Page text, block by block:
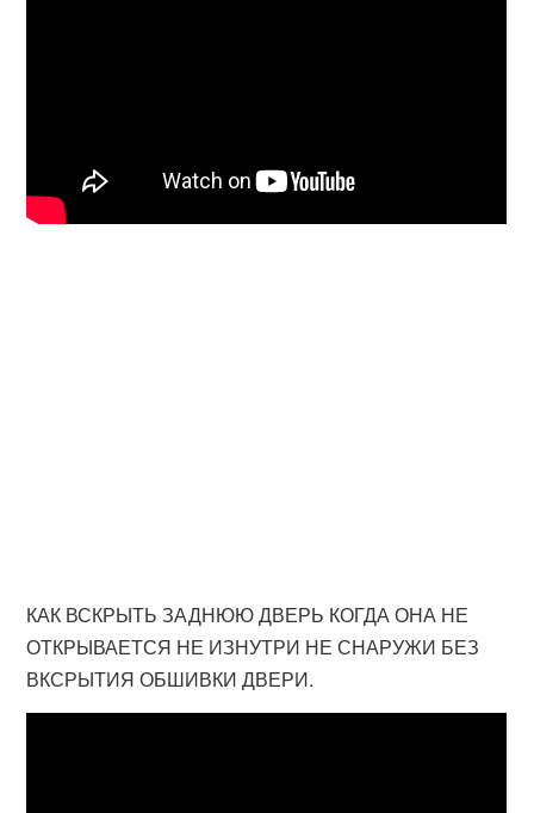
КАК ВСКРЫТЬ ЗАДНЮЮ ДВЕРЬ КОГДА ОНА НЕ
ОТКРЫВАЕТСЯ НЕ ИЗНУТРИ НЕ СНАРУЖИ БЕЗ
ВКСРЫТИЯ ОБШИВКИ ДВЕРИ.